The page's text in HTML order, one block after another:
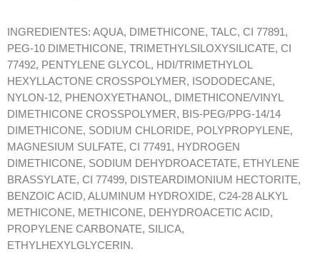
INGREDIENTES: AQUA, DIMETHICONE, TALC, CI 77891,
PEG-10 DIMETHICONE, TRIMETHYLSILOXYSILICATE, CI
77492, PENTYLENE GLYCOL, HDI/TRIMETHYLOL
HEXYLLACTONE CROSSPOLYMER, ISODODECANE,
NYLON-12, PHENOXYETHANOL, DIMETHICONE/VINYL
DIMETHICONE CROSSPOLYMER, BIS-PEG/PPG-14/14
DIMETHICONE, SODIUM CHLORIDE, POLYPROPYLENE,
MAGNESIUM SULFATE, CI 77491, HYDROGEN
DIMETHICONE, SODIUM DEHYDROACETATE, ETHYLENE
BRASSYLATE, CI 77499, DISTEARDIMONIUM HECTORITE,
BENZOIC ACID, ALUMINUM HYDROXIDE, C24-28 ALKYL
METHICONE, METHICONE, DEHYDROACETIC ACID,
PROPYLENE CARBONATE, SILICA,
ETHYLHEXYLGLYCERIN.